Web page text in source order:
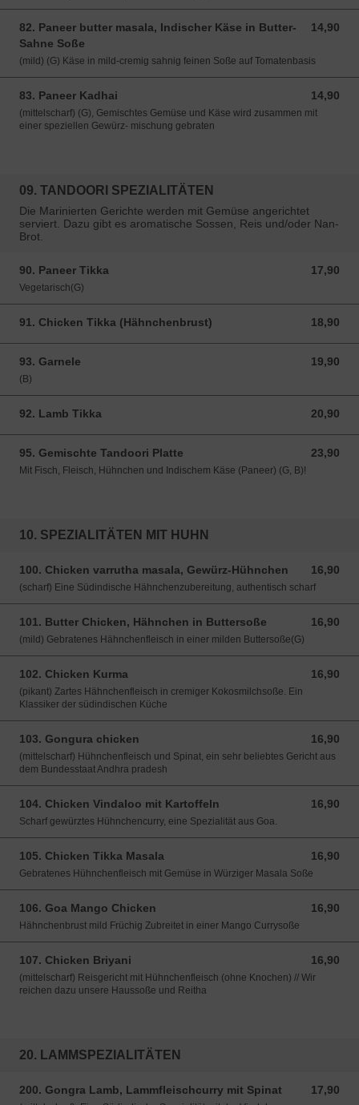
82. Paneer butter masala, Indischer Käse in Butter-
Sahne Soße
14,90
14,90 EUR
(mild) (G) Käse in mild-cremig sahnig feinen Soße auf Tomatenbasis
83. Paneer Kadhai 14,90
14,90 EUR
(mittelscharf) (G), Gemischtes Gemüse und Käse wird zusammen mit
einer speziellen Gewürz- mischung gebraten
09. TANDOORI SPEZIALITÄTEN
Die Marinierten Gerichte werden mit Gemüse angerichtet
serviert. Dazu gibt es aromatische Sossen, Reis und/oder Nan-
Brot.
90. Paneer Tikka 17,90
17,90 EUR
Vegetarisch(G)
91. Chicken Tikka (Hähnchenbrust) 18,90
18,90 EUR
93. Garnele 19,90
19,90 EUR
(B)
92. Lamb Tikka 20,90
20,90 EUR
95. Gemischte Tandoori Platte 23,90
23,90 EUR
Mit Fisch, Fleisch, Hühnchen und Indischem Käse (Paneer) (G, B)!
10. SPEZIALITÄTEN MIT HUHN
100. Chicken varrutha masala, Gewürz-Hühnchen 16,90
16,90 EUR
(scharf) Eine Südindische Hähnchenzubereitung, authentisch scharf
101. Butter Chicken, Hähnchen in Buttersoße 16,90
16,90 EUR
(mild) Gebratenes Hähnchenfleisch in einer milden Buttersoße(G)
102. Chicken Kurma 16,90
16,90 EUR
(pikant) Zartes Hähnchenfleisch in cremiger Kokosmilchsoße. Ein
Klassiker der südindischen Küche
103. Gongura chicken 16,90
16,90 EUR
(mittelscharf) Hühnchenfleisch und Spinat, ein sehr beliebtes Gericht aus
dem Bundesstaat Andhra pradesh
104. Chicken Vindaloo mit Kartoffeln 16,90
16,90 EUR
Scharf gewürztes Hühnchencurry, eine Spezialität aus Goa.
105. Chicken Tikka Masala 16,90
16,90 EUR
Gebratenes Hühnchenfleisch mit Gemüse in Würziger Masala Soße
106. Goa Mango Chicken 16,90
16,90 EUR
Hähnchenbrust mild Früchig Zubreitet in einer Mango Currysoße
107. Chicken Briyani 16,90
16,90 EUR
(mittelscharf) Reisgericht mit Hühnchenfleisch (ohne Knochen) // Wir
reichen dazu unsere Haussoße und Reitha
20. LAMMSPEZIALITÄTEN
200. Gongra Lamb, Lammfleischcurry mit Spinat 17,90
17,90 EUR